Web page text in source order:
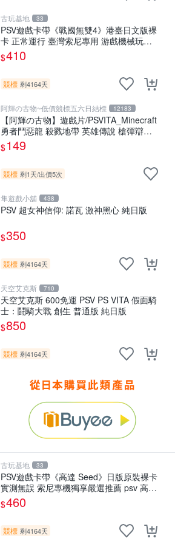
古玩基地 33
PSV遊戲卡帶《戰國無雙4》港臺日文版裸
卡 正常運行 臺灣索尼專用 游戲機械玩不
了 戰國無雙 4 PSV 港版 卡帶 無雙4 PSV
卡帶 港臺
$410
競標 剩4164天
阿輝の古物~低價競標五六日結標 12183
【阿輝の古物】遊戲片/PSVITA_Minecraft
勇者鬥惡龍 殺戮地帶 英雄傳說 槍彈辯駁
一批合售_刮痕污漬_1元起標無底價
_#F30
$149
競標 剩1天/出價5次
隼遊戲小舖 438
PSV 超女神信仰: 諾瓦 激神黑心 純日版
$350
競標 剩4164天
天空艾克斯 710
天空艾克斯 600免運 PSV PS VITA 假面騎
士：鬪騎大戰 創生 普通版 純日版
$850
競標 剩4164天
古玩基地 33
PSV遊戲卡帶《高達 Seed》日版原裝裸卡
實測無誤 索尼專機獨享嚴選推薦 psv 高達
無誤卡帶
$460
競標 剩4164天